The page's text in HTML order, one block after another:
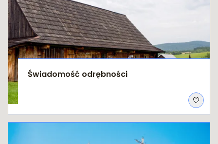
Świadomość odrębności